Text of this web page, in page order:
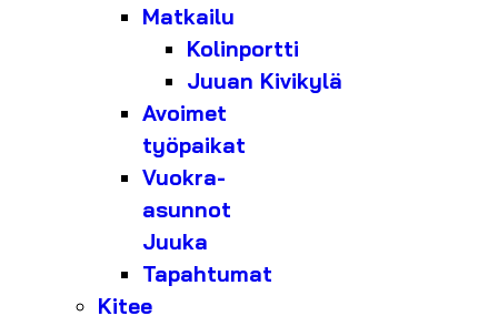
Matkailu
Kolinportti
Juuan Kivikylä
Avoimet
työpaikat
Vuokra-
asunnot
Juuka
Tapahtumat
Kitee